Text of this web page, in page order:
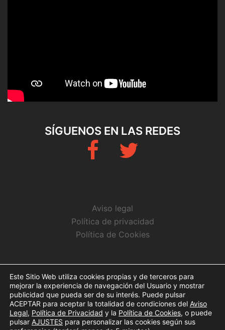
SÍGUENOS EN LAS REDES
Fb Twitter
Aviso legal
Política de privacidad
Política de Cookies
CONTACTO
info@arbitrosaeba.com
Este Sitio Web utiliza cookies propias y de terceros para
mejorar la experiencia de navegación del Usuario y mostrar
publicidad que pueda ser de su interés. Puede pulsar
ACEPTAR para aceptar la totalidad de condiciones del Aviso
Legal, Política de Privacidad y la Política de Cookies, o puede
pulsar AJUSTES para personalizar las cookies según sus